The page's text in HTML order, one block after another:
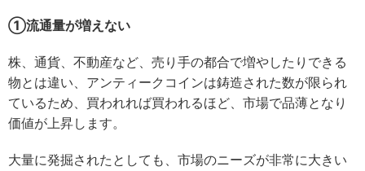
①流通量が増えない
株、通貨、不動産など、売り手の都合で増やしたりできる
物とは違い、アンティークコインは鋳造された数が限られ
ているため、買われれば買われるほど、市場で品薄となり
価値が上昇します。
大量に発掘されたとしても、市場のニーズが非常に大きい